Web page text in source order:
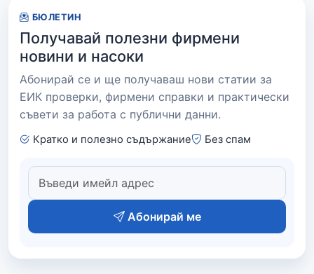
БЮЛЕТИН
Получавай полезни фирмени
новини и насоки
Абонирай се и ще получаваш нови статии за
ЕИК проверки, фирмени справки и практически
съвети за работа с публични данни.
Кратко и полезно съдържание Без спам
Абонирай ме